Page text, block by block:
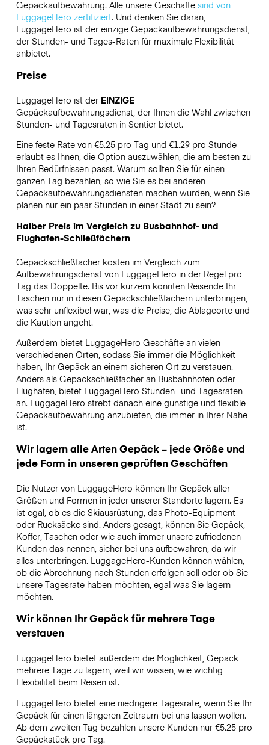
Gepäckaufbewahrung. Alle unsere Geschäfte sind von
LuggageHero zertifiziert. Und denken Sie daran,
LuggageHero ist der einzige Gepäckaufbewahrungsdienst,
der Stunden- und Tages-Raten für maximale Flexibilität
anbietet.
Preise
LuggageHero ist der EINZIGE
Gepäckaufbewahrungsdienst, der Ihnen die Wahl zwischen
Stunden- und Tagesraten in Sentier bietet.
Eine feste Rate von €5.25 pro Tag und €1.29 pro Stunde
erlaubt es Ihnen, die Option auszuwählen, die am besten zu
Ihren Bedürfnissen passt. Warum sollten Sie für einen
ganzen Tag bezahlen, so wie Sie es bei anderen
Gepäckaufbewahrungsdiensten machen würden, wenn Sie
planen nur ein paar Stunden in einer Stadt zu sein?
Halber Preis im Vergleich zu Busbahnhof- und
Flughafen-Schließfächern
Gepäckschließfächer kosten im Vergleich zum
Aufbewahrungsdienst von LuggageHero in der Regel pro
Tag das Doppelte. Bis vor kurzem konnten Reisende Ihr
Taschen nur in diesen Gepäckschließfächern unterbringen,
was sehr unflexibel war, was die Preise, die Ablageorte und
die Kaution angeht.
Außerdem bietet LuggageHero Geschäfte an vielen
verschiedenen Orten, sodass Sie immer die Möglichkeit
haben, Ihr Gepäck an einem sicheren Ort zu verstauen.
Anders als Gepäckschließfächer an Busbahnhöfen oder
Flughäfen, bietet LuggageHero Stunden- und Tagesraten
an. LuggageHero strebt danach eine günstige und flexible
Gepäckaufbewahrung anzubieten, die immer in Ihrer Nähe
ist.
Wir lagern alle Arten Gepäck – jede Größe und
jede Form in unseren geprüften Geschäften
Die Nutzer von LuggageHero können Ihr Gepäck aller
Größen und Formen in jeder unserer Standorte lagern. Es
ist egal, ob es die Skiausrüstung, das Photo-Equipment
oder Rucksäcke sind. Anders gesagt, können Sie Gepäck,
Koffer, Taschen oder wie auch immer unsere zufriedenen
Kunden das nennen, sicher bei uns aufbewahren, da wir
alles unterbringen. LuggageHero-Kunden können wählen,
ob die Abrechnung nach Stunden erfolgen soll oder ob Sie
unsere Tagesrate haben möchten, egal was Sie lagern
möchten.
Wir können Ihr Gepäck für mehrere Tage
verstauen
LuggageHero bietet außerdem die Möglichkeit, Gepäck
mehrere Tage zu lagern, weil wir wissen, wie wichtig
Flexibilität beim Reisen ist.
LuggageHero bietet eine niedrigere Tagesrate, wenn Sie Ihr
Gepäck für einen längeren Zeitraum bei uns lassen wollen.
Ab dem zweiten Tag bezahlen unsere Kunden nur €5.25 pro
Gepäckstück pro Tag.